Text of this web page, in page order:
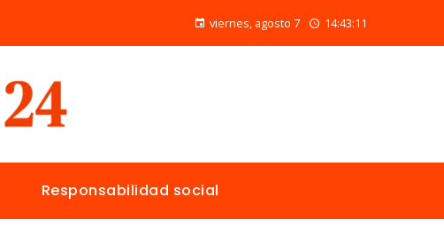
viernes, agosto 7 14:43:12
Responsabilidad social